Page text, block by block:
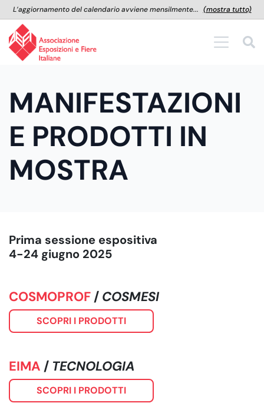
L’aggiornamento del calendario avviene mensilmente... (mostra tutto)
MANIFESTAZIONI
E PRODOTTI IN
MOSTRA
Prima sessione espositiva
4-24 giugno 2025
COSMOPROF / COSMESI
SCOPRI I PRODOTTI
EIMA / TECNOLOGIA
SCOPRI I PRODOTTI